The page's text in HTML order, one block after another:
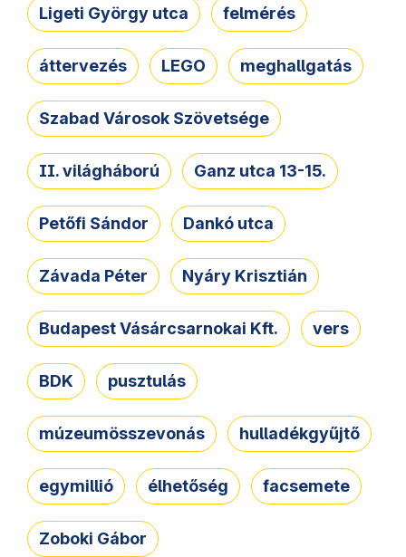
Ligeti György utca felmérés
áttervezés LEGO meghallgatás
Szabad Városok Szövetsége
II. világháború Ganz utca 13-15.
Petőfi Sándor Dankó utca
Závada Péter Nyáry Krisztián
Budapest Vásárcsarnokai Kft. vers
BDK pusztulás
múzeumösszevonás hulladékgyűjtő
egymillió élhetőség facsemete
Zoboki Gábor